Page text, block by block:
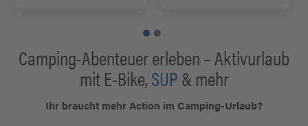
Camping-Abenteuer erleben – Aktivurlaub
mit E-Bike,SUP& mehr
Ihr braucht mehr Action im Camping-Urlaub?